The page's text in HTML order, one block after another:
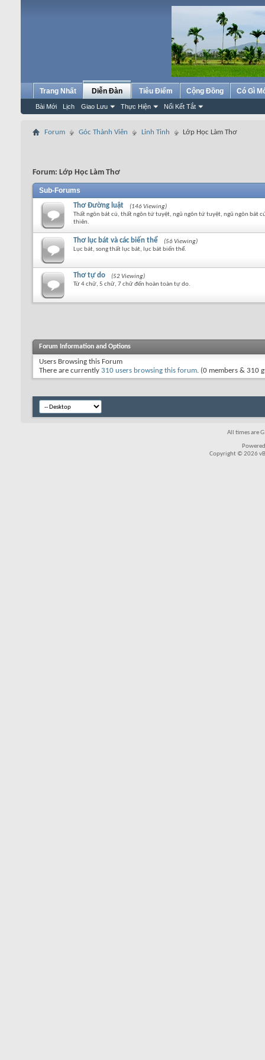
Trang Nhất Diễn Đàn
Bài Mới Lịch Giao Lưu Thực Hiện Nối Kết Tắt
Tiêu Điểm Cộng Đồng Có Gì
Forum Góc Thành Viên Linh Tinh Lớp Học Làm Thơ
Forum: Lớp Học Làm Thơ
Sub-Forums
Thơ Đường luật
(146 Viewing)
Thất ngôn bát cú, thất ngôn tứ tuyệt, ngũ ngôn tứ tuyệt, ngũ ngôn bát
thiên.
Thơ lục bát và các biến thể
(56 Viewing)
Lục bát, song thất lục bát, lục bát biến thể.
Thơ tự do
(52 Viewing)
Từ 4 chữ, 5 chữ, 7 chữ đến hoàn toàn tự do.
Forum Information and Options
Users Browsing this Forum
There are currently 310 users browsing this forum. (0 members & 310
All times are
Copyright © 2026